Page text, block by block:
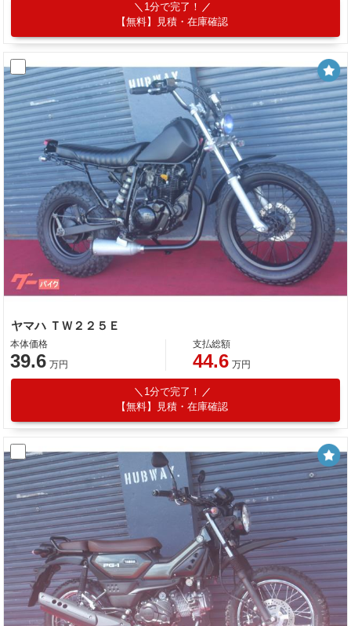
1分で完了！
【無料】見積・在庫確認
ヤマハ ＴＷ２２５Ｅ
本体価格
39.6 万円
支払総額
44.6 万円
1分で完了！
【無料】見積・在庫確認